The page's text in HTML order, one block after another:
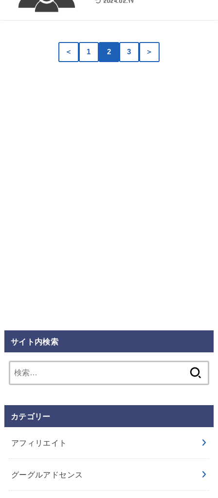
＜ 1 2 3 ＞
サイト内検索
索:
カテゴリー
アフィリエイト
グーグルアドセンス